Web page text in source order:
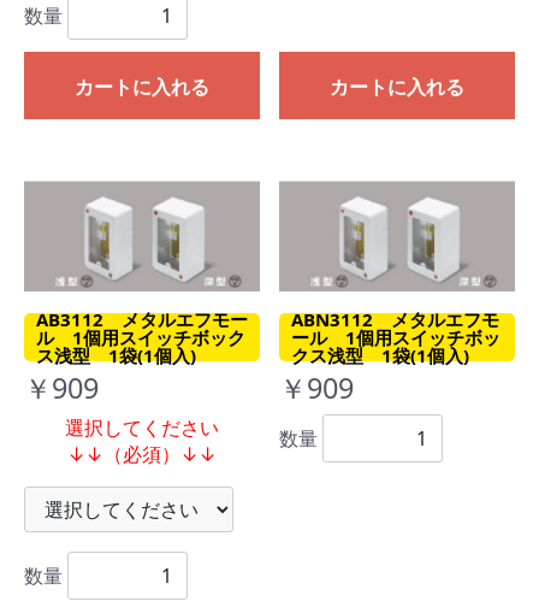
数量
カートに入れる カートに入れる
AB3112 メタルエフモー
ル 1個用スイッチボック
ス浅型 1袋(1個入)
￥909
選択してください
↓↓（必須）↓↓
数量
ABN3112 メタルエフモ
ール 1個用スイッチボッ
クス浅型 1袋(1個入)
￥909
数量